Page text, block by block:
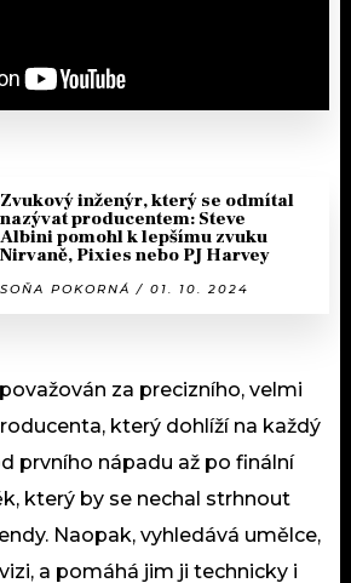
Zvukový inženýr, který se odmítal
nazývat producentem: Steve
Albini pomohl k lepšímu zvuku
Nirvaně, Pixies nebo PJ Harvey
SOŇA POKORNÁ / 01. 10. 2024
za precizního, velmi
který dohlíží na každý
prvního nápadu až po finální
který by se nechal strhnout
Naopak, vyhledává umělce,
a pomáhá jim ji technicky i